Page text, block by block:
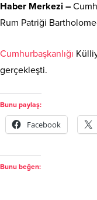
Haber Merkezi –
Rum Patriği
Cumhurbaşkanlığı
gerçekleşti.
Bunu paylaş:
Facebook
Bunu beğen: